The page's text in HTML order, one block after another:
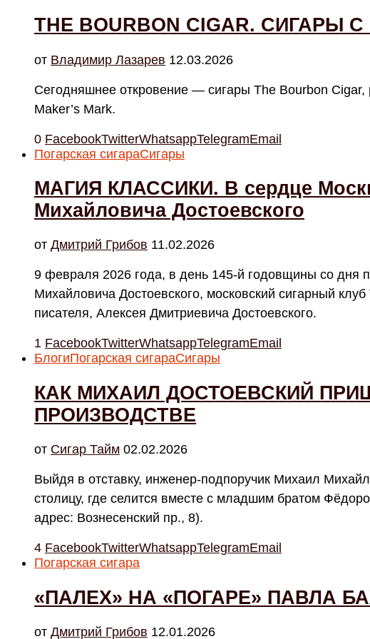
THE BOURBON CIGAR. СИГАРЫ
от Владимир Лазарев 12.03.2026
Сегодняшнее откровение — сигары The Bourbon
Maker’s Mark.
0 FacebookTwitterWhatsappTelegramEmail
Погарская сигараСигары
МАГИЯ КЛАССИКИ. В сердце
Михайловича Достоевского
от Дмитрий Грибов 11.02.2026
9 февраля 2026 года, в день 145-й годовщины со дня
Михайловича Достоевского, московский сигарный
писателя, Алексея Дмитриевича Достоевского.
1 FacebookTwitterWhatsappTelegramEmail
БлогиПогарская сигараСигары
КАК МИХАИЛ ДОСТОЕВСКИЙ
ПРОИЗВОДСТВЕ
от Cигар Тайм 02.02.2026
Выйдя в отставку, инженер-подпоручик Михаил
столицу, где селится вместе с младшим братом
адрес: Вознесенский пр., 8).
4 FacebookTwitterWhatsappTelegramEmail
Погарская сигара
«ПАЛЕХ» НА «ПОГАРЕ» ПАВЛА
от Дмитрий Грибов 12.01.2026